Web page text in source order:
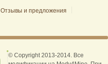
Отзывы и предложения
© Copyright 2013-2014. Все